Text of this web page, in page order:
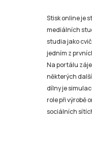
Stisk online je
mediálních
studia jako
jedním z
Na portálu
některých
dílny je
role při výrobě
sociálních